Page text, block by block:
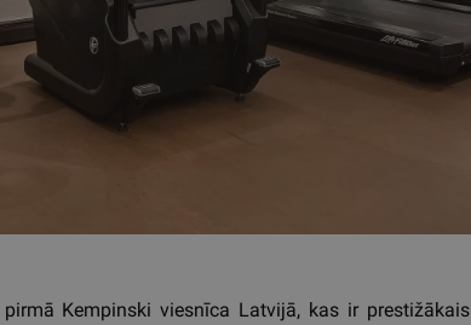
Kempinski viesnīca Latvijā, kas ir prestižākais